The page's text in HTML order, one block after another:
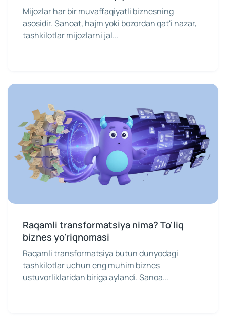
Mijozlar har bir muvaffaqiyatli biznesning
asosidir. Sanoat, hajm yoki bozordan qat'i nazar,
tashkilotlar mijozlarni jal...
Raqamli transformatsiya nima? To'liq
biznes yo'riqnomasi
Raqamli transformatsiya butun dunyodagi
tashkilotlar uchun eng muhim biznes
ustuvorliklaridan biriga aylandi. Sanoa...